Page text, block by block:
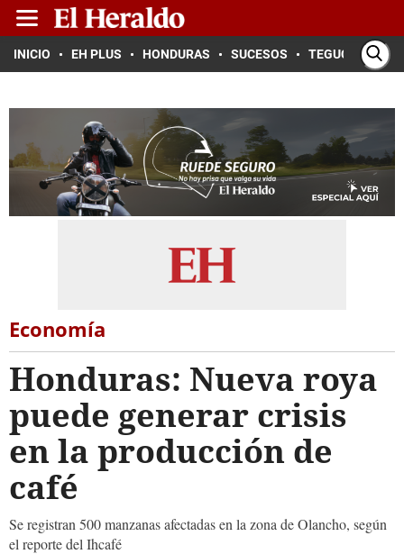
INICIO EH PLUS HONDURAS SUCESOS TEGUCIGALPA
Economía
Honduras: Nueva roya
puede generar crisis
en la producción de
café
Se registran 500 manzanas afectadas en la zona de Olancho, según
el reporte del Ihcafé